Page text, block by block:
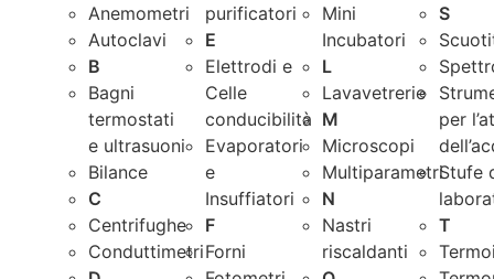
Anemometri
Autoclavi
B
Bagni
termostati
e ultrasuoni
Bilance
C
Centrifughe
Conduttimetri
purificatori
E
Elettrodi e
Celle
conducibilità
Evaporatori
e
Insuffiatori
F
Forni
Mini
Incubatori
L
Lavavetrerie
M
Microscopi
Multiparametri
N
Nastri
riscaldanti
S
per
Stufe
T